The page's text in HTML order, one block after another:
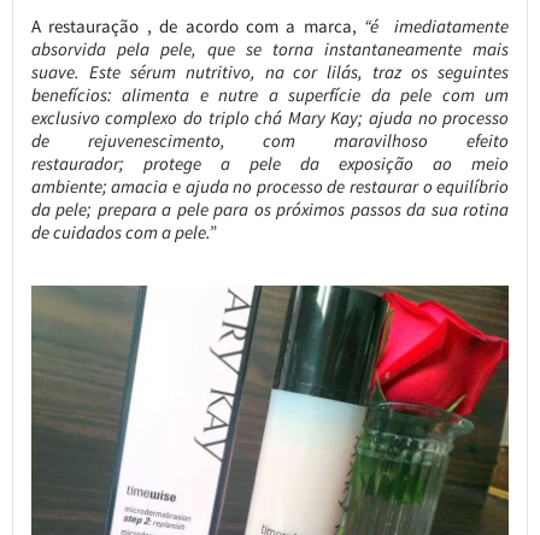
A restauração , de acordo com a marca, “é imediatamente
absorvida pela pele, que se torna instantaneamente mais
suave. Este sérum nutritivo, na cor lilás, traz os seguintes
benefícios: alimenta e nutre a superfície da pele com um
exclusivo complexo do triplo chá Mary Kay; ajuda no processo
de rejuvenescimento, com maravilhoso efeito
restaurador; protege a pele da exposição ao meio
ambiente; amacia e ajuda no processo de restaurar o equilíbrio
da pele; prepara a pele para os próximos passos da sua rotina
de cuidados com a pele.”